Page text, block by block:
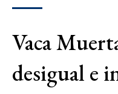
Vaca
desigual e